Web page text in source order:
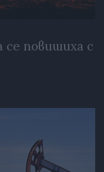
се повишиха с